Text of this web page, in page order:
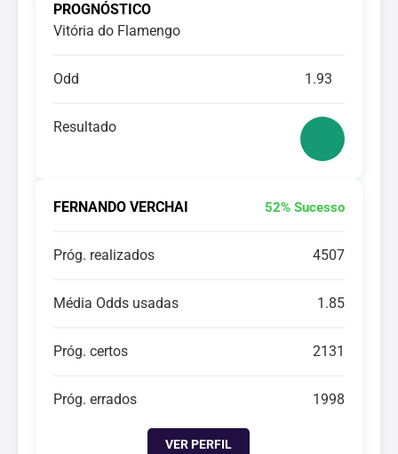
PROGNÓSTICO
Vitória do Flamengo
Odd 1.93
Resultado
FERNANDO VERCHAI 52% Sucesso
Próg. realizados 4507
Média Odds usadas 1.85
Próg. certos 2131
Próg. errados 1998
VER PERFIL